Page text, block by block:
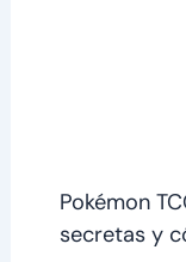
Pokémon
secretas y